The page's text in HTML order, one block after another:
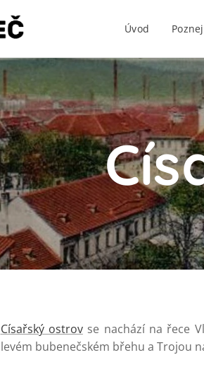
Úvod
Císařský ostrovse nachází na řece
levém bubenečském břehu a Trojou